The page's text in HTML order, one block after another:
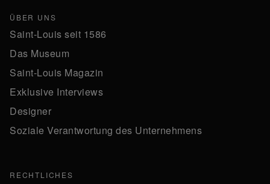
ÜBER UNS
Saint-Louis seit 1586
Das Museum
Saint-Louis Magazin
Exklusive Interviews
Designer
Soziale Verantwortung des Unternehmens
RECHTLICHES